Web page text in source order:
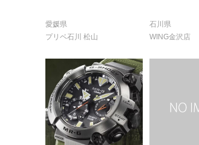
愛媛県
プリベ石川 松山
石川県
WING金沢店